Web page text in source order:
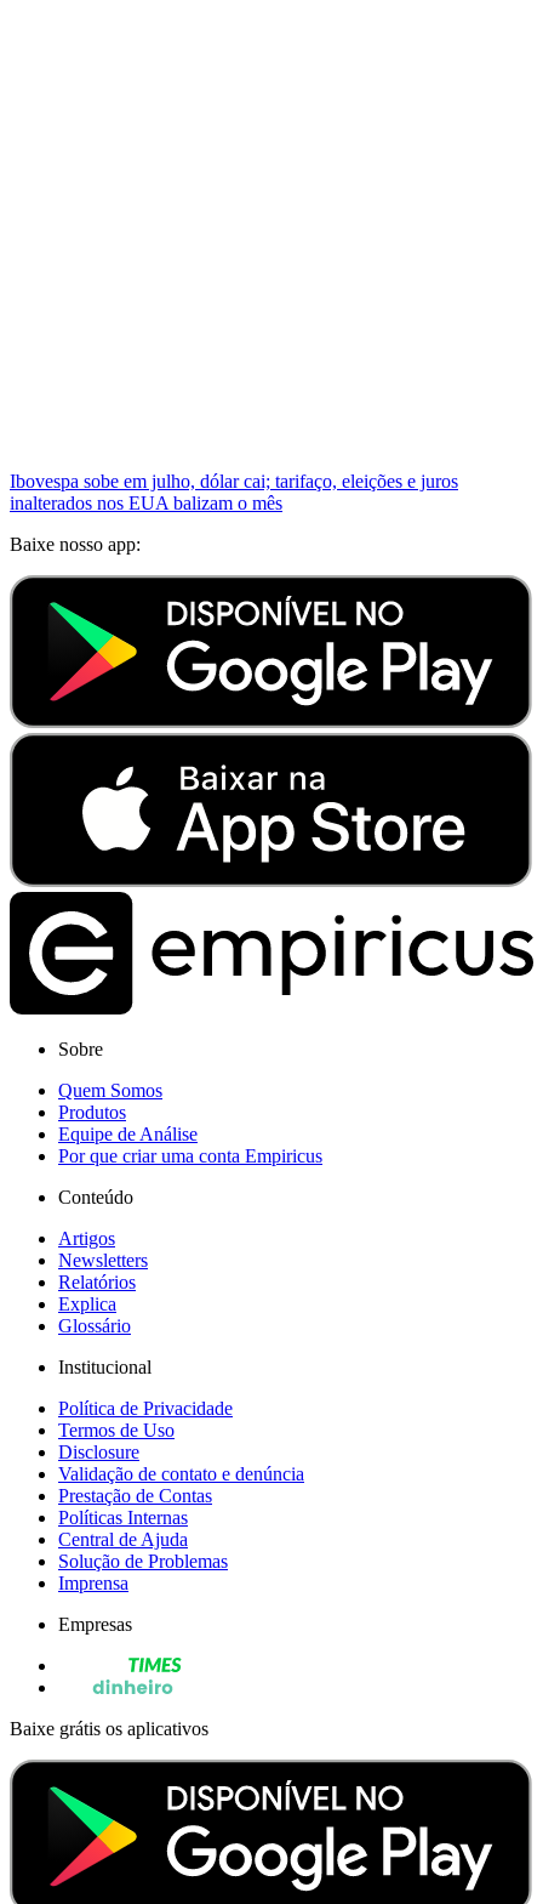
Ibovespa sobe em julho, dólar cai; tarifaço, eleições e juros
inalterados nos EUA balizam o mês
Baixe nosso app:
Sobre
Quem Somos
Produtos
Equipe de Análise
Por que criar uma conta Empiricus
Conteúdo
Artigos
Newsletters
Relatórios
Explica
Glossário
Institucional
Política de Privacidade
Termos de Uso
Disclosure
Validação de contato e denúncia
Prestação de Contas
Políticas Internas
Central de Ajuda
Solução de Problemas
Imprensa
Empresas
Baixe grátis os aplicativos